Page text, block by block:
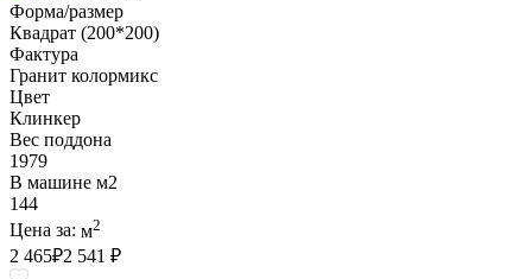
Форма/размер
Квадрат (200*200)
Фактура
Гранит колормикс
Цвет
Клинкер
Вес поддона
1979
В машине м2
144
Цена за: м2
2 465₽2 541 ₽